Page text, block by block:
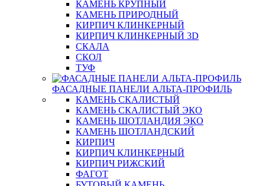
КАМЕНЬ КРУПНЫЙ
КАМЕНЬ ПРИРОДНЫЙ
КИРПИЧ КЛИНКЕРНЫЙ
КИРПИЧ КЛИНКЕРНЫЙ 3D
СКАЛА
СКОЛ
ТУФ
ФАСАДНЫЕ ПАНЕЛИ АЛЬТА-ПРОФИЛЬ
КАМЕНЬ СКАЛИСТЫЙ
КАМЕНЬ СКАЛИСТЫЙ ЭКО
КАМЕНЬ ШОТЛАНДИЯ ЭКО
КАМЕНЬ ШОТЛАНДСКИЙ
КИРПИЧ
КИРПИЧ КЛИНКЕРНЫЙ
КИРПИЧ РИЖСКИЙ
ФАГОТ